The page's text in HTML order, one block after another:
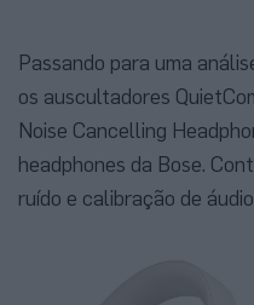
Passando para uma
os auscultadores
Noise Cancelling
headphones da Bose.
ruído e calibração de